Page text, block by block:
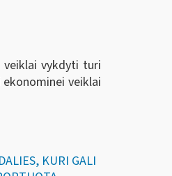
vykdyti turi
veiklai
KURI GALI